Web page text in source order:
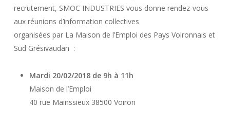
recrutement, SMOC INDUSTRIES vous donne rendez-vous
aux réunions d’information collectives
organisées par La Maison de l’Emploi des Pays Voironnais et
Sud Grésivaudan :
Mardi 20/02/2018 de 9h à 11h
Maison de l’Emploi
40 rue Mainssieux 38500 Voiron